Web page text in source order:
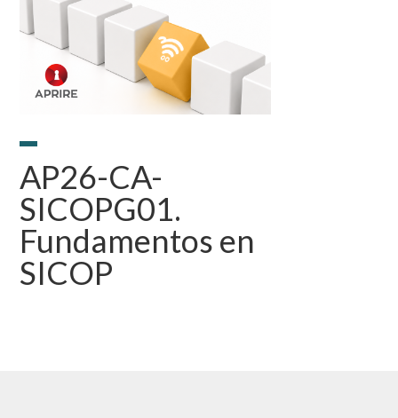
AP26-CA-
SICOPG01.
Fundamentos en
SICOP